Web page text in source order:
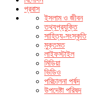
প্রবাস
ইসলাম ও জীবন
তথ্যপ্রযুক্তি
সাহিত্য-সংস্কৃতি
মুক্তমত
লাইফস্টাইল
মিডিয়া
ভিডিও
পরিচালনা পর্ষদ
উপদেষ্টা পরিষদ